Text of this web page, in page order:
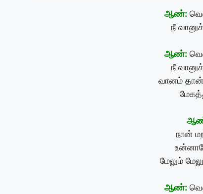
ஆண்:
நீ
ஆண்:
நீ
வானம்
நான்
மேலும்
ஆண்: